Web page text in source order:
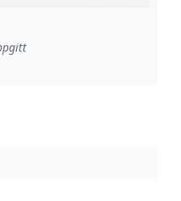
en implementasjonsregel